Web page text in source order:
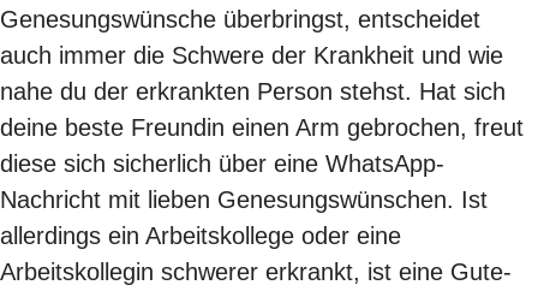
Genesungswünsche überbringst, entscheidet
auch immer die Schwere der Krankheit und wie
nahe du der erkrankten Person stehst. Hat sich
deine beste Freundin einen Arm gebrochen, freut
diese sich sicherlich über eine WhatsApp-
Nachricht mit lieben Genesungswünschen. Ist
allerdings ein Arbeitskollege oder eine
Arbeitskollegin schwerer erkrankt, ist eine Gute-